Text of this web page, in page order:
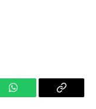
WhatsApp Copiar